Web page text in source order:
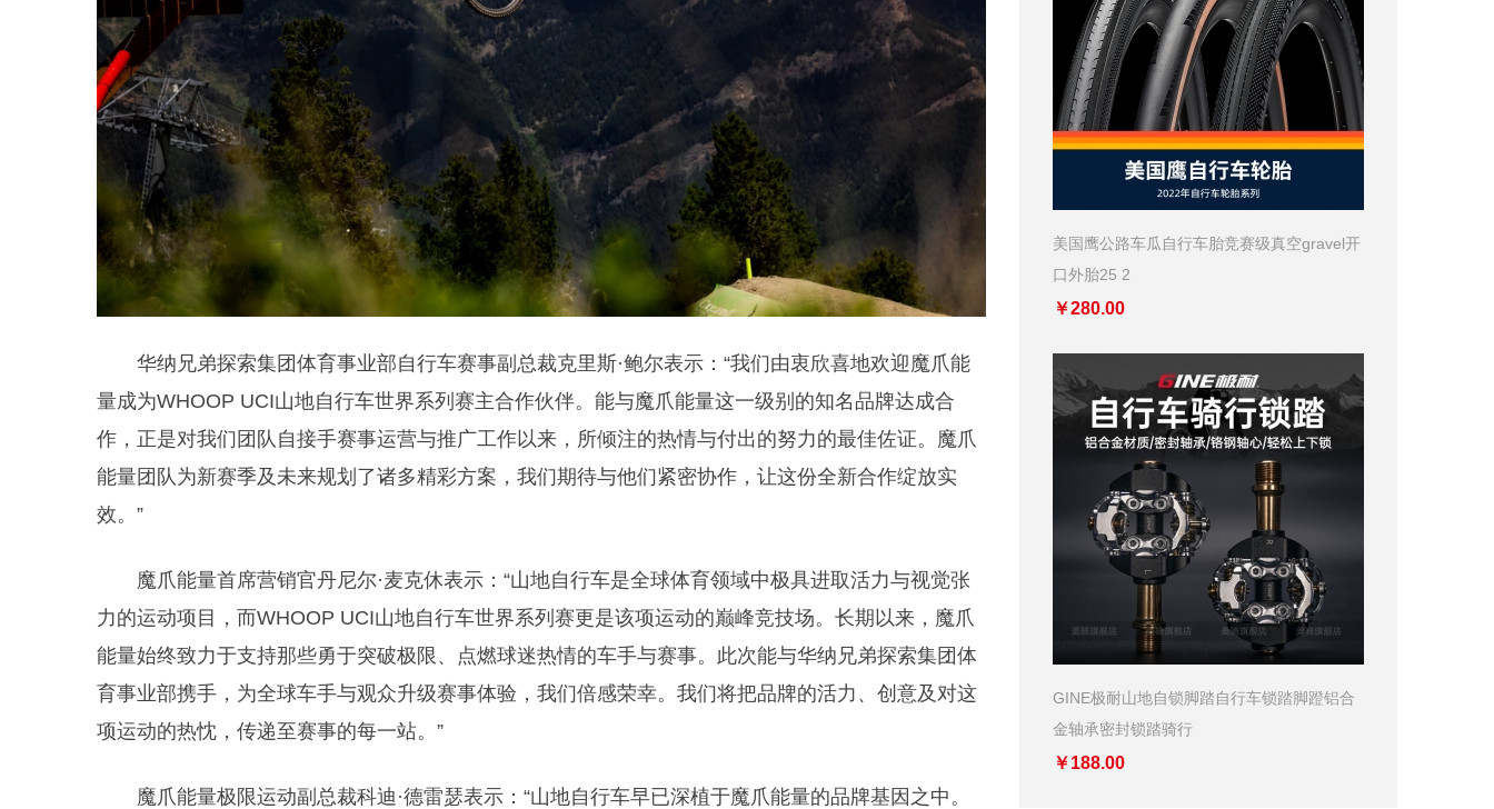
华纳兄弟探索集团体育事业部自行车赛事副总裁克里斯·鲍尔表示：“我们由衷欣喜地欢迎魔爪能
量成为WHOOP UCI山地自行车世界系列赛主合作伙伴。能与魔爪能量这一级别的知名品牌达成合
作，正是对我们团队自接手赛事运营与推广工作以来，所倾注的热情与付出的努力的最佳佐证。魔爪
能量团队为新赛季及未来规划了诸多精彩方案，我们期待与他们紧密协作，让这份全新合作绽放实
效。”
魔爪能量首席营销官丹尼尔·麦克休表示：“山地自行车是全球体育领域中极具进取活力与视觉张
力的运动项目，而WHOOP UCI山地自行车世界系列赛更是该项运动的巅峰竞技场。长期以来，魔爪
能量始终致力于支持那些勇于突破极限、点燃球迷热情的车手与赛事。此次能与华纳兄弟探索集团体
育事业部携手，为全球车手与观众升级赛事体验，我们倍感荣幸。我们将把品牌的活力、创意及对这
项运动的热忱，传递至赛事的每一站。”
魔爪能量极限运动副总裁科迪·德雷瑟表示：“山地自行车早已深植于魔爪能量的品牌基因之中。
美国鹰公路车瓜自行车胎竞赛级真空gravel开
口外胎25 2
￥280.00
GINE极耐山地自锁脚踏自行车锁踏脚蹬铝合
金轴承密封锁踏骑行
￥188.00